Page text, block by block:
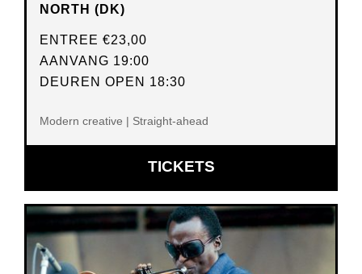
NORTH (DK)
ENTREE €23,00
AANVANG 19:00
DEUREN OPEN 18:30
Modern creative | Straight-ahead
TICKETSOPENT
IN
NIEUW
VENSTER